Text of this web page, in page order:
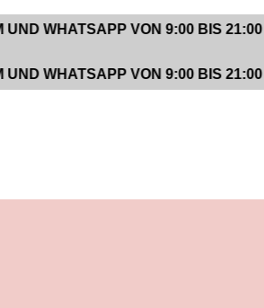
VON 9:00 BIS 21:00 UHR
VON 9:00 BIS 21:00 UHR